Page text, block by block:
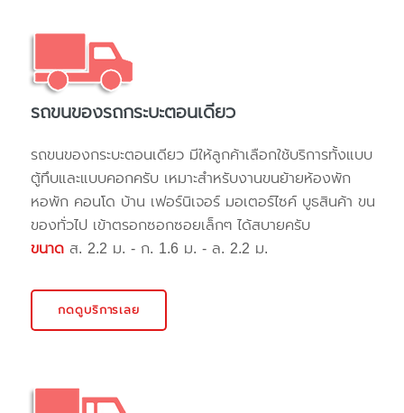
รถขนของรถกระบะตอนเดียว
รถขนของกระบะตอนเดียว มีให้ลูกค้าเลือกใช้บริการทั้งแบบ
ตู้ทึบและแบบคอกครับ เหมาะสำหรับงานขนย้ายห้องพัก
หอพัก คอนโด บ้าน เฟอร์นิเจอร์ มอเตอร์ไซค์ บูธสินค้า ขน
ของทั่วไป เข้าตรอกซอกซอยเล็กๆ ได้สบายครับ
ขนาด ส. 2.2 ม. - ก. 1.6 ม. - ล. 2.2 ม.
กดดูบริการเลย